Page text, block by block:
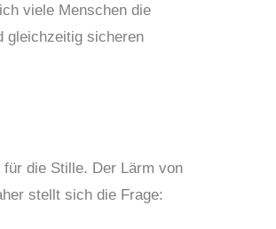
viele Menschen die
gleichzeitig sicheren
die Stille. Der Lärm von
stellt sich die Frage: